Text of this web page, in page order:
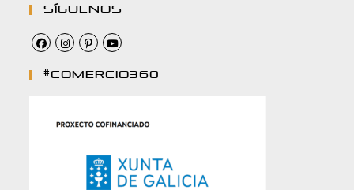
Síguenos
#comercio360